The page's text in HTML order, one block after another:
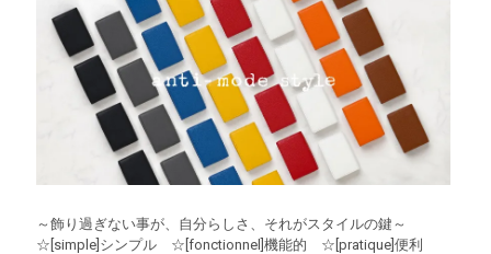
～飾り過ぎない事が、自分らしさ、それがスタイルの鍵～
☆[simple]シンプル ☆[fonctionnel]機能的 ☆[pratique]便利